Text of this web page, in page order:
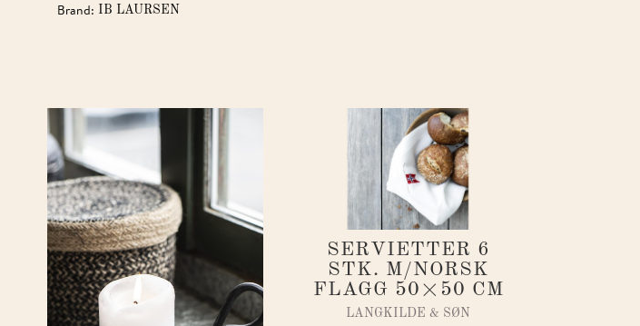
Brand: IB LAURSEN
SERVIETTER 6
STK. M/NORSK
FLAGG 50×50 CM
LANGKILDE & SØN